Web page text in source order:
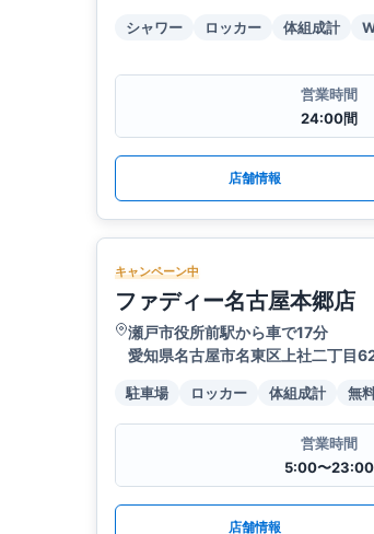
シャワー ロッカー 体組成計
営業時間
24:00間
店舗情報
キャンペーン中
ファディー名古屋本郷店
瀬戸市役所前駅から車で17分
愛知県名古屋市名東区上社二丁目
駐車場 ロッカー 体組成計 無
営業時間
5:00〜23:00
店舗情報